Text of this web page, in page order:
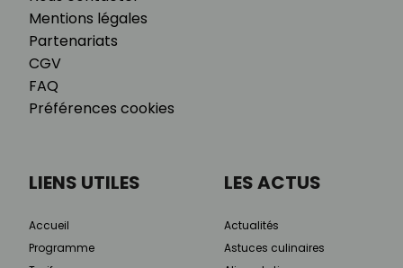
Mentions légales
Partenariats
CGV
FAQ
Préférences cookies
LIENS UTILES
Accueil
Programme
LES ACTUS
Actualités
Astuces culinaires